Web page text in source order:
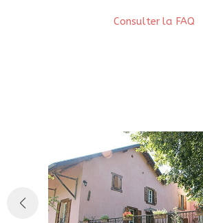
Consulter la FAQ